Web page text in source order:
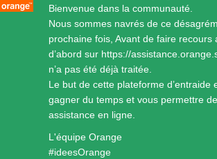
Bienvenue dans la communauté.
Nous sommes navrés de ce
prochaine fois, Avant de faire recours
d’abord sur https://
n’a pas été déjà traitée.
Le but de cette plateforme d’entraide
gagner du temps et vous permettre
assistance en ligne.
L'équipe Orange
#ideesOrange